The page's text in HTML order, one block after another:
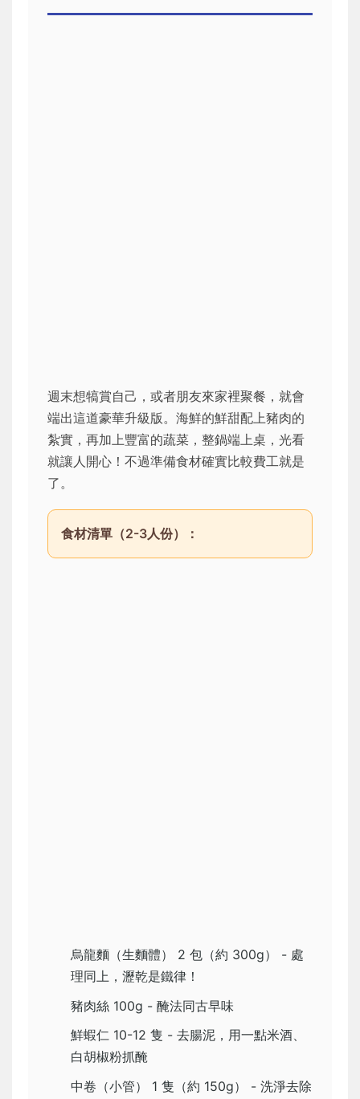
週末想犒賞自己，或者朋友來家裡聚餐，就會
端出這道豪華升級版。海鮮的鮮甜配上豬肉的
紮實，再加上豐富的蔬菜，整鍋端上桌，光看
就讓人開心！不過準備食材確實比較費工就是
了。
食材清單（2-3人份）：
烏龍麵（生麵體） 2 包（約 300g） - 處
理同上，瀝乾是鐵律！
豬肉絲 100g - 醃法同古早味
鮮蝦仁 10-12 隻 - 去腸泥，用一點米酒、
白胡椒粉抓醃
中卷（小管） 1 隻（約 150g） - 洗淨去除